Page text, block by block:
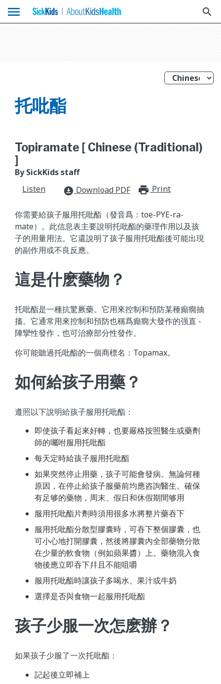
menu search
托吡酯
Topiramate [ Chinese (Traditional)
]
By SickKids staff
Listen
download_for_offline Download PDF Print
你需要給孩子服用托吡酯（發音爲：toe-PYE-ra-
mate）。此信息表主要說明托吡酯的藥理作用以及孩
子的用量用法。它還說明了孩子服用托吡酯後可能出現
的副作用或不良反應。
這是什麽藥物？
托吡酯是一種抗驚厥藥。它用來控制和預防某種癲癇抽
搐。它通常用來控制和預防也稱爲癲癇大發作的强直 -
陣攣性發作，也可治療部分性發作。
你可能聽過托吡酯的一個商標名：Topamax。
如何給孩子用藥？
遵照以下說明給孩子服用托吡酯：
即使孩子看起來好轉，也要嚴格按照醫生或藥劑
師的囑咐服用托吡酯
每天定時給孩子服用托吡酯
如果突然停止用藥，孩子可能會發病。無論何種
原因，在停止給孩子服藥前均應咨詢醫生。確保
有足够的藥物，周末、假日和休假期間够用
服用托吡酯片劑時須用很多水將整片藥吞下
服用托吡酯分散型膠囊時，可吞下整個膠囊，也
可小心地打開膠囊，然後將膠囊內全部藥物分散
在少量的軟食物（例如蘋果醬）上。藥物混入食
物後應立即吞下幷且不能咀嚼
服用托吡酯時讓孩子多喝水、果汁或牛奶
選擇是否與食物一起服用托吡酯
孩子少服一次怎麽辦？
如果孩子少服了一次托吡酯：
記起後立即補上